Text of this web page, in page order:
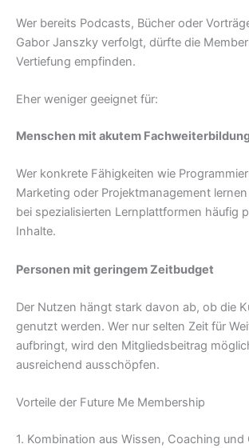
Wer bereits Podcasts, Bücher oder
Gabor Janszky verfolgt, dürfte die
Vertiefung empfinden.
Eher weniger geeignet für:
Menschen mit akutem
Wer konkrete Fähigkeiten wie
Marketing oder Projektmanagement
bei spezialisierten Lernplattformen häufig
Inhalte.
Personen mit geringem Zeitbudget
Der Nutzen hängt stark davon ab, ob die
genutzt werden. Wer nur selten Zeit für
aufbringt, wird den Mitgliedsbeitrag
ausreichend ausschöpfen.
Vorteile der Future Me Membership
1. Kombination aus Wissen, Coaching